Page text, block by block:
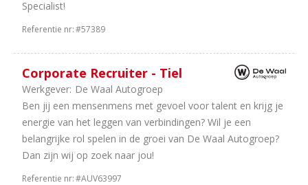
Motoren
Trucks
Finance
Specialist!
Referentie nr:#57389
Corporate Recruiter - Tiel
Werkgever: De Waal Autogroep
Ben jij een mensenmens met gevoel voor talent en krijg je
energie van het leggen van verbindingen? Wil je een
belangrijke rol spelen in de groei van De Waal Autogroep?
Dan zijn wij op zoek naar jou!
Referentie nr:#AUV63997